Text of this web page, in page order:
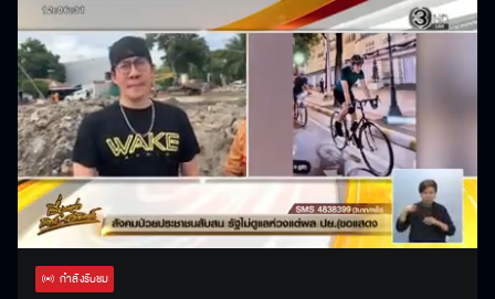
UnmuteStream Settings
กำลังรับชม